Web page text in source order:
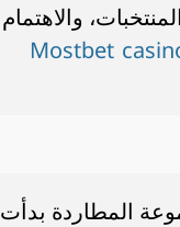
والاهتمام
Mostbet
المطاردة بدأت